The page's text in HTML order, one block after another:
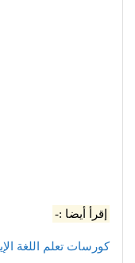
إقرأ أيضا :-
كورسات تعلم اللغة